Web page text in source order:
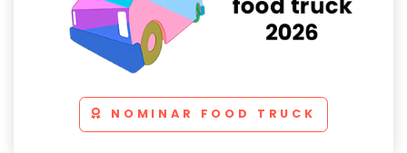
NOMINAR FOOD TRUCK